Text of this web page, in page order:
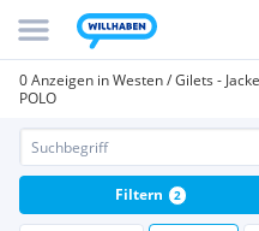
0 Anzeigen in Westen / Gilets -
POLO
Filtern 2